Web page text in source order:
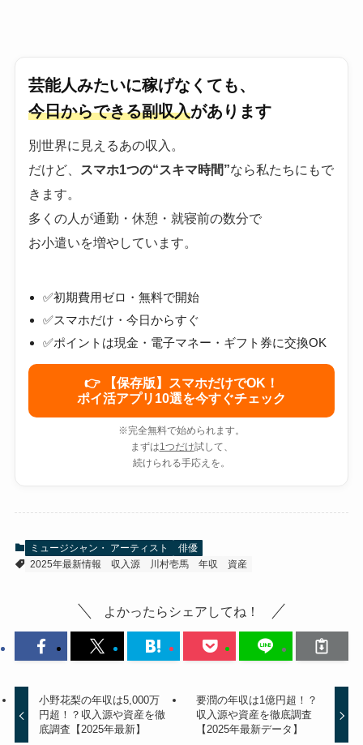
芸能人みたいに稼げなくても、
今日からできる副収入があります
別世界に見えるあの収入。
だけど、
スマホ1つの“スキマ時間”なら私たちにもで
きます。
多くの人が通勤・休憩・就寝前の数分で
お小遣いを増やしています。
✅初期費用ゼロ・無料で開始
✅スマホだけ・今日からすぐ
✅ポイントは現金・電子マネー・ギフト券に交換OK
👉 【保存版】スマホだけでOK！
ポイ活アプリ10選を今すぐチェック
※完全無料で始められます。
まずは1つだけ試して、
続けられる手応えを。
ミュージシャン・ アーティスト
俳優
2025年最新情報
収入源 川村壱馬 年収 資産
よかったらシェアしてね！
小野花梨の年収は5,000万
円超！？収入源や資産を徹
底調査【2025年最新】
要潤の年収は1億円超！？
収入源や資産を徹底調査
【2025年最新データ】